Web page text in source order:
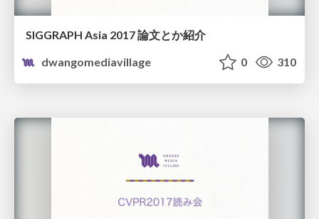
SIGGRAPH Asia 2017 論文とか紹介
dwangomediavillage
0 310